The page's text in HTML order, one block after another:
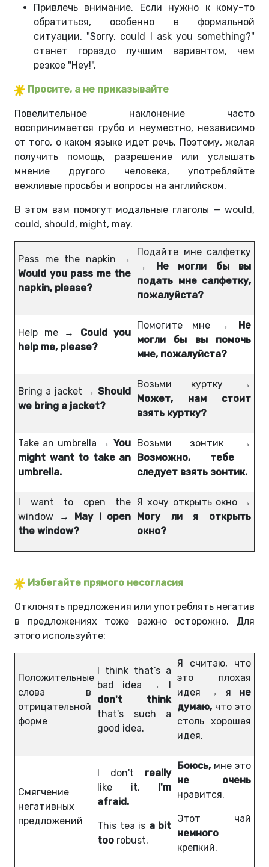
Привлечь внимание. Если нужно к кому-то
обратиться, особенно в формальной
ситуации, "Sorry, could I ask you something?"
станет гораздо лучшим вариантом, чем
резкое "Hey!".
Просите, а не приказывайте
Повелительное наклонение часто
воспринимается грубо и неуместно, независимо
от того, о каком языке идет речь. Поэтому, желая
получить помощь, разрешение или услышать
мнение другого человека, употребляйте
вежливые просьбы и вопросы на английском.
В этом вам помогут модальные глаголы — would,
could, should, might, may.
Pass me the napkin →
Would you pass me the
napkin, please?
Подайте мне салфетку
→ Не могли бы вы
подать мне салфетку,
пожалуйста?
Help me → Could you
help me, please?
Помогите мне → Не
могли бы вы помочь
мне, пожалуйста?
Bring a jacket → Should
we bring a jacket?
Возьми куртку →
Может, нам стоит
взять куртку?
Take an umbrella → You
might want to take an
umbrella.
Возьми зонтик →
Возможно, тебе
следует взять зонтик.
I want to open the
window → May I open
the window?
Я хочу открыть окно →
Могу ли я открыть
окно?
Избегайте прямого несогласия
Отклонять предложения или употреблять негатив
в предложениях тоже важно осторожно. Для
этого используйте:
Положительные
слова в
отрицательной
форме
I think that’s a
bad idea → I
don't think
that's such a
good idea.
Я считаю, что
это плохая
идея → я не
думаю, что это
столь хорошая
идея.
Смягчение
негативных
предложений
I don't really
like it, I'm
afraid.
This tea is a bit
too robust.
Боюсь, мне это
не очень
нравится.
Этот чай
немного
крепкий.